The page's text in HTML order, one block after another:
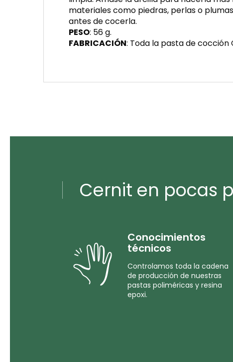
materiales como piedras, perlas o
antes de cocerla.
PESO: 56 g.
FABRICACIÓN: Toda la pasta de cocción
Cernit en pocas
Conocimientos
técnicos
Controlamos toda la cadena
de producción de nuestras
pastas poliméricas y resina
epoxi.